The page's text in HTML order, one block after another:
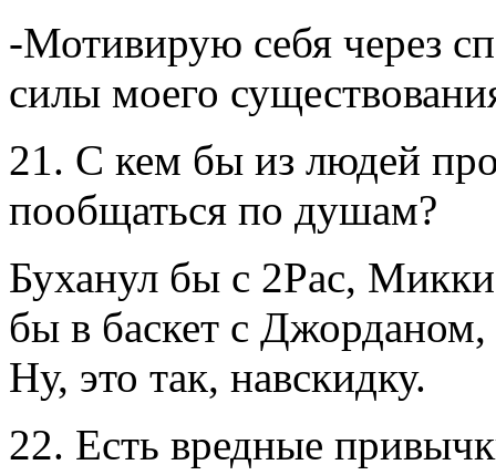
-Мотивирую себя через
силы моего
21. С кем бы из людей
пообщаться по душам?
Буханул бы с 2Pac,
бы в баскет с
Ну, это так, навскидку.
22. Есть вредные